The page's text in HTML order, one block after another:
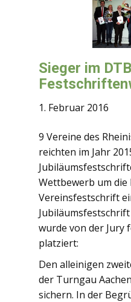
Sieger im
1. Februar 2016
9 Vereine des
reichten im Jahr
Wettbewerb um die
Vereinsfestschrift
Jubiläumsfestschrift
wurde von der Jury
platziert:
Den alleinigen
der Turngau
sichern. In der